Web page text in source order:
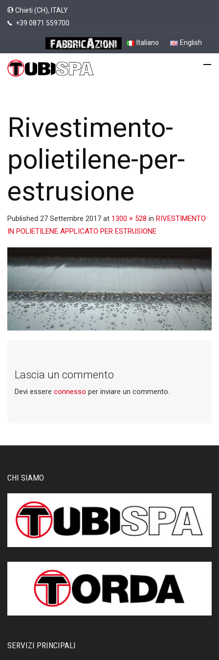
Chieti (CH), ITALY
+39 0871 559700
Italiano English
Rivestimento-
polietilene-per-
estrusione
Published 27 Settembre 2017 at 1300 × 528 in RIVESTIMENTO
IN POLIETILENE APPLICATO PER ESTRUSIONE
Lascia un commento
Devi essere connesso per inviare un commento.
CHI SIAMO
SERVIZI PRINCIPALI